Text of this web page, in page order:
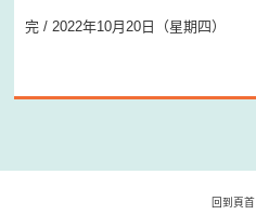
完 / 2022年10月20日（星期四）
回到頁首